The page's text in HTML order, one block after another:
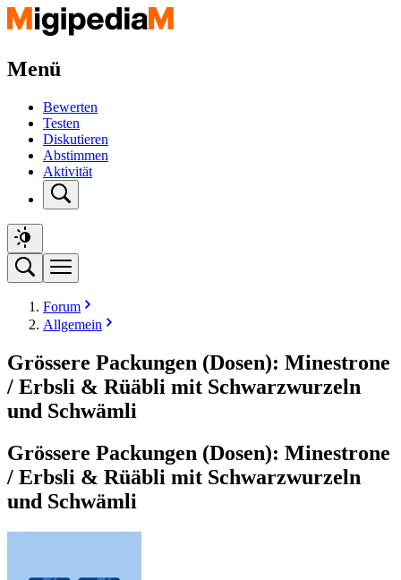
Menü
Bewerten
Testen
Diskutieren
Abstimmen
Aktivität
Forum
Allgemein
Grössere Packungen (Dosen): Minestrone
/ Erbsli & Rüäbli mit Schwarzwurzeln
und Schwämli
Grössere Packungen (Dosen): Minestrone
/ Erbsli & Rüäbli mit Schwarzwurzeln
und Schwämli